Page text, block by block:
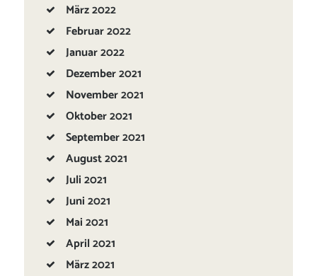
März2022
Februar2022
Januar2022
Dezember2021
November2021
Oktober2021
September2021
August2021
Juli2021
Juni2021
Mai2021
April2021
März2021